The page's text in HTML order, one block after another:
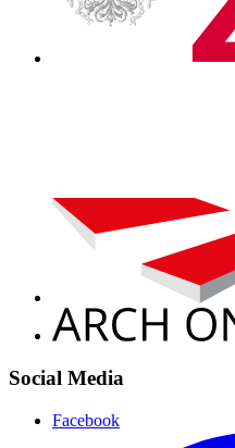
Social Media
Facebook